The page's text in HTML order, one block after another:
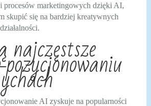
procesów marketingowych dzięki AI,
skupić się na bardziej kreatywnych
AI zyskuje na popularności